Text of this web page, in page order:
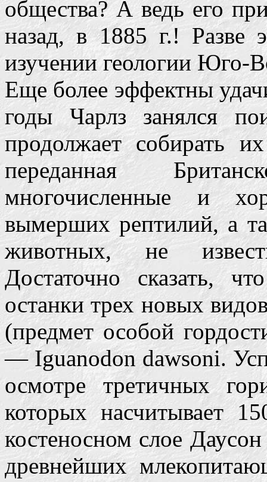
общества? А ведь его
назад, в 1885 г.! Разве
изучении геологии Юго-
Еще более эффектны
годы Чарлз занялся
продолжает собирать
переданная
многочисленные и
вымерших рептилий, а
животных, не
Достаточно сказать,
останки трех новых
(предмет особой
— Iguanodon dawsoni.
осмотре третичных
которых насчитывает
костеносном слое
древнейших